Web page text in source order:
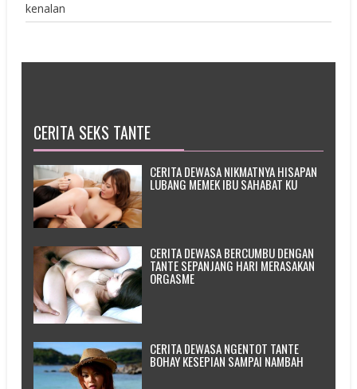
kenalan
CERITA SEKS TANTE
CERITA DEWASA NIKMATNYA HISAPAN
LUBANG MEMEK IBU SAHABAT KU
CERITA DEWASA BERCUMBU DENGAN
TANTE SEPANJANG HARI MERASAKAN
ORGASME
CERITA DEWASA NGENTOT TANTE
BOHAY KESEPIAN SAMPAI NAMBAH